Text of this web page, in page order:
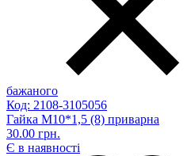
бажаного
Код: 2108-3105056
Гайка М10*1,5 (8) приварна
30.00 грн.
Є в наявності